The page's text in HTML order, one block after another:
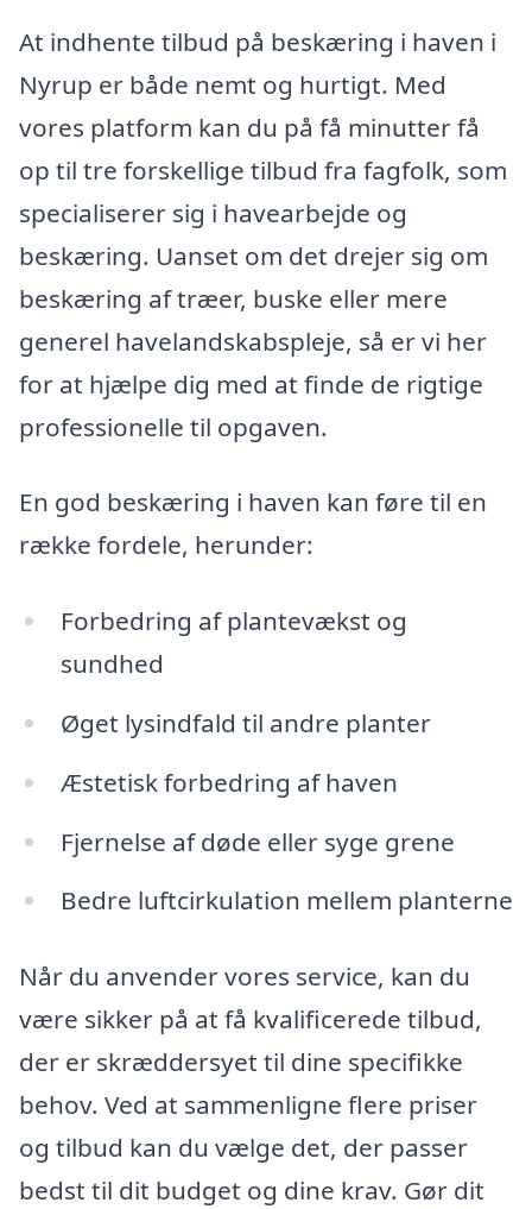
At indhente tilbud på beskæring i haven i
Nyrup er både nemt og hurtigt. Med
vores platform kan du på få minutter få
op til tre forskellige tilbud fra fagfolk, som
specialiserer sig i havearbejde og
beskæring. Uanset om det drejer sig om
beskæring af træer, buske eller mere
generel havelandskabspleje, så er vi her
for at hjælpe dig med at finde de rigtige
professionelle til opgaven.
En god beskæring i haven kan føre til en
række fordele, herunder:
Forbedring af plantevækst og
sundhed
Øget lysindfald til andre planter
Æstetisk forbedring af haven
Fjernelse af døde eller syge grene
Bedre luftcirkulation mellem planterne
Når du anvender vores service, kan du
være sikker på at få kvalificerede tilbud,
der er skræddersyet til dine specifikke
behov. Ved at sammenligne flere priser
og tilbud kan du vælge det, der passer
bedst til dit budget og dine krav. Gør dit